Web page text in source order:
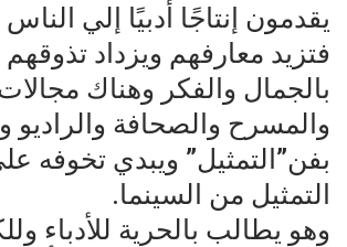
يقدمون إنتاجًا أدبيًا إلي الناس
فتزيد معارفهم ويزداد
بالجمال والفكر وهناك
والمسرح والصحافة والراديو
بفن”التمثيل” ويبدي تخوفه
التمثيل من السينما.
وهو يطالب بالحرية للأدباء